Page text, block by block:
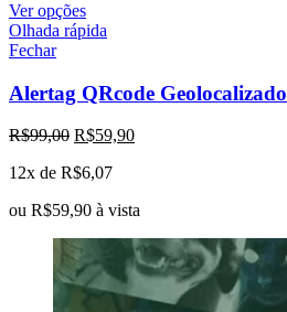
Ver opções
Olhada rápida
Fechar
Alertag QRcode Geolocalizado
R$99,00 R$59,90
12x de R$6,07
ou R$59,90 à vista